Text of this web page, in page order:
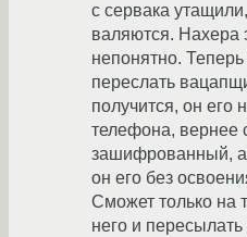
с сервака
валяются. Нахера
непонятно.
переслать
получится, он его
телефона, вернее
зашифрованный,
он его без
Сможет только на
него и